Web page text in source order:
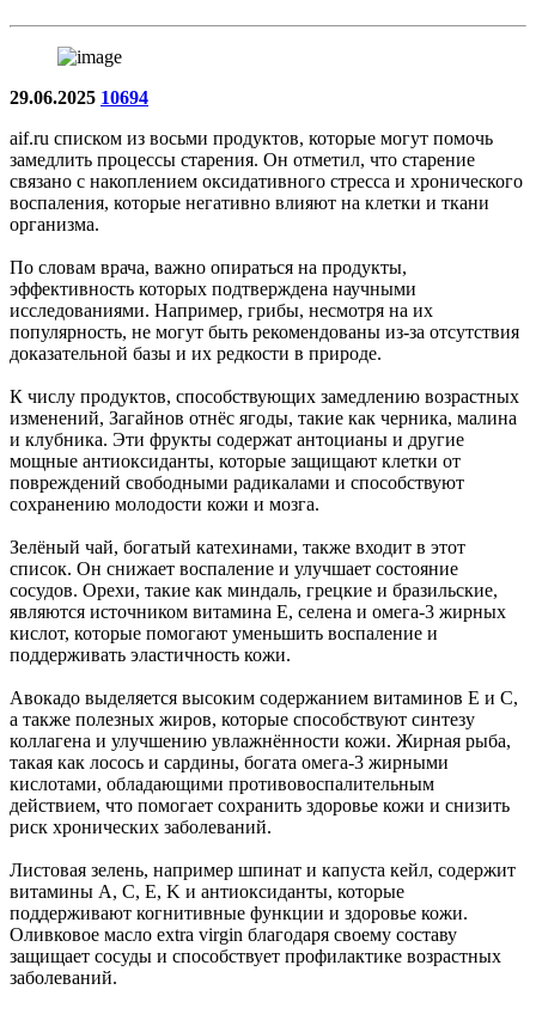
29.06.2025 10694
aif.ru списком из восьми продуктов, которые могут помочь
замедлить процессы старения. Он отметил, что старение
связано с накоплением оксидативного стресса и хронического
воспаления, которые негативно влияют на клетки и ткани
организма.
По словам врача, важно опираться на продукты,
эффективность которых подтверждена научными
исследованиями. Например, грибы, несмотря на их
популярность, не могут быть рекомендованы из-за отсутствия
доказательной базы и их редкости в природе.
К числу продуктов, способствующих замедлению возрастных
изменений, Загайнов отнёс ягоды, такие как черника, малина
и клубника. Эти фрукты содержат антоцианы и другие
мощные антиоксиданты, которые защищают клетки от
повреждений свободными радикалами и способствуют
сохранению молодости кожи и мозга.
Зелёный чай, богатый катехинами, также входит в этот
список. Он снижает воспаление и улучшает состояние
сосудов. Орехи, такие как миндаль, грецкие и бразильские,
являются источником витамина Е, селена и омега-3 жирных
кислот, которые помогают уменьшить воспаление и
поддерживать эластичность кожи.
Авокадо выделяется высоким содержанием витаминов Е и С,
а также полезных жиров, которые способствуют синтезу
коллагена и улучшению увлажнённости кожи. Жирная рыба,
такая как лосось и сардины, богата омега-3 жирными
кислотами, обладающими противовоспалительным
действием, что помогает сохранить здоровье кожи и снизить
риск хронических заболеваний.
Листовая зелень, например шпинат и капуста кейл, содержит
витамины A, C, E, K и антиоксиданты, которые
поддерживают когнитивные функции и здоровье кожи.
Оливковое масло extra virgin благодаря своему составу
защищает сосуды и способствует профилактике возрастных
заболеваний.